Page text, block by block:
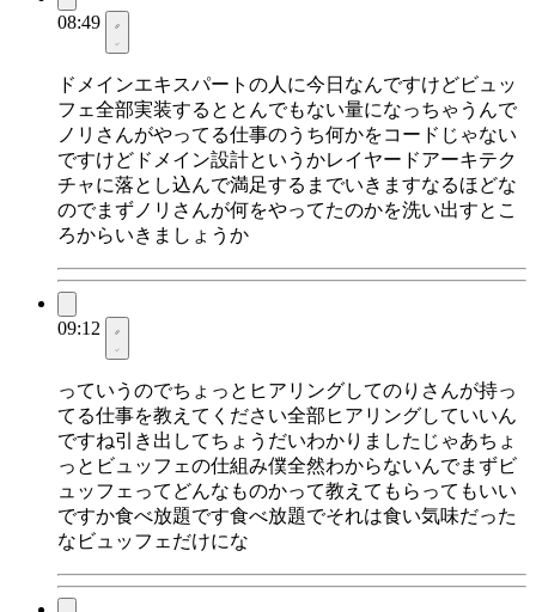
08:49
ドメインエキスパートの人に今日なんですけどビュッ
フェ全部実装するととんでもない量になっちゃうんで
ノリさんがやってる仕事のうち何かをコードじゃない
ですけどドメイン設計というかレイヤードアーキテク
チャに落とし込んで満足するまでいきますなるほどな
のでまずノリさんが何をやってたのかを洗い出すとこ
ろからいきましょうか
09:12
っていうのでちょっとヒアリングしてのりさんが持っ
てる仕事を教えてください全部ヒアリングしていいん
ですね引き出してちょうだいわかりましたじゃあちょ
っとビュッフェの仕組み僕全然わからないんでまずビ
ュッフェってどんなものかって教えてもらってもいい
ですか食べ放題です食べ放題でそれは食い気味だった
なビュッフェだけにな